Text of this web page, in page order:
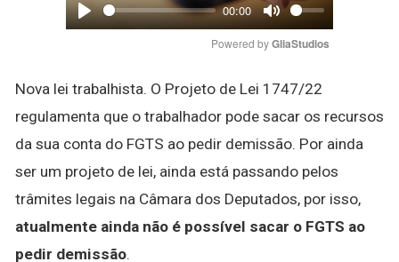
Play
00:00
Mute
Powered by GliaStudios
Nova lei trabalhista. O Projeto de Lei 1747/22
regulamenta que o trabalhador pode sacar os recursos
da sua conta do FGTS ao pedir demissão. Por ainda
ser um projeto de lei, ainda está passando pelos
trâmites legais na Câmara dos Deputados, por isso,
atualmente ainda não é possível sacar o FGTS ao
pedir demissão.